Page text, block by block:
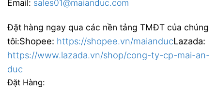
Email: sales01@maianduc.com
Đặt hàng ngay qua các nền tảng TMĐT của chúng
tôi:Shopee: https://shopee.vn/maianducLazada:
https://www.lazada.vn/shop/cong-ty-cp-mai-an-
duc
Đặt Hàng: